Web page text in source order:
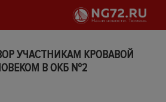
УЧАСТНИКАМ КРОВАВОЙ
В ОКБ №2